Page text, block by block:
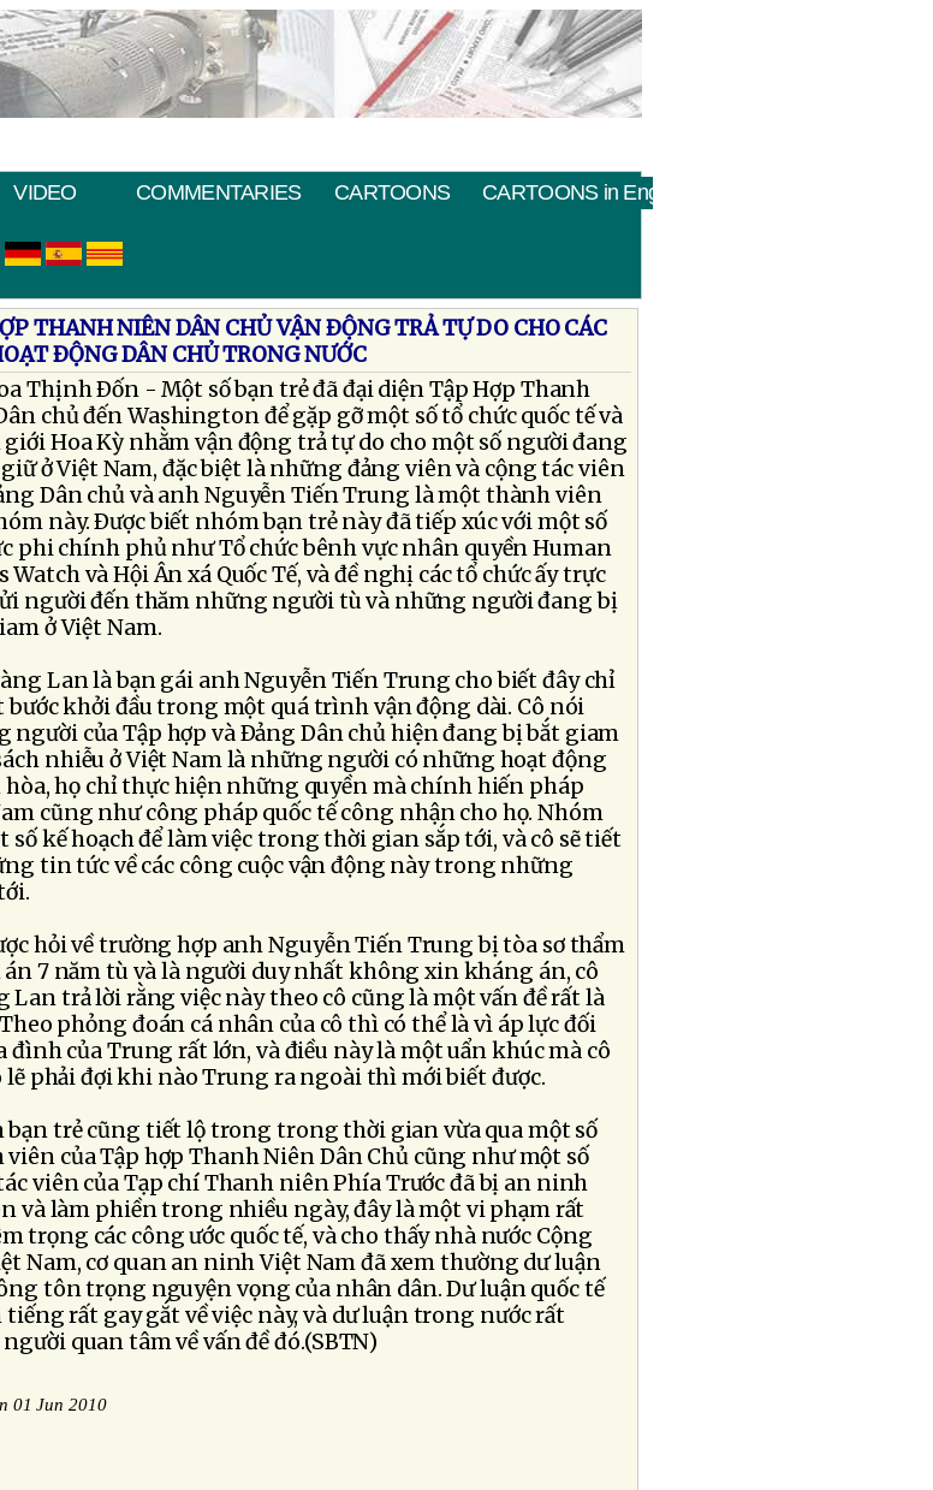
VIDEO COMMENTARIES CARTOONS CARTOONS in English
THANH NIÊN DÂN CHỦ VẬN ÐỘNG TRẢ TỰ DO CHO CÁC
ÐỘNG DÂN CHỦ TRONG NƯỚC
Thịnh Ðốn - Một số bạn trẻ đã đại diện Tập Hợp Thanh
chủ đến Washington để gặp gỡ một số tổ chức quốc tế và
Hoa Kỳ nhằm vận động trả tự do cho một số người đang
ở Việt Nam, đặc biệt là những đảng viên và cộng tác viên
Dân chủ và anh Nguyễn Tiến Trung là một thành viên
này. Ðược biết nhóm bạn trẻ này đã tiếp xúc với một số
phi chính phủ như Tổ chức bênh vực nhân quyền Human
Watch và Hội Ân xá Quốc Tế, và đề nghị các tổ chức ấy trực
người đến thăm những người tù và những người đang bị
ở Việt Nam.
Lan là bạn gái anh Nguyễn Tiến Trung cho biết đây chỉ
bước khởi đầu trong một quá trình vận động dài. Cô nói
người của Tập hợp và Ðảng Dân chủ hiện đang bị bắt giam
nhiễu ở Việt Nam là những người có những hoạt động
hòa, họ chỉ thực hiện những quyền mà chính hiến pháp
cũng như công pháp quốc tế công nhận cho họ. Nhóm
số kế hoạch để làm việc trong thời gian sắp tới, và cô sẽ tiết
tin tức về các công cuộc vận động này trong những
hỏi về trường hợp anh Nguyễn Tiến Trung bị tòa sơ thẩm
7 năm tù và là người duy nhất không xin kháng án, cô
Lan trả lời rằng việc này theo cô cũng là một vấn đề rất là
phỏng đoán cá nhân của cô thì có thể là vì áp lực đối
đình của Trung rất lớn, và điều này là một uẩn khúc mà cô
lẽ phải đợi khi nào Trung ra ngoài thì mới biết được.
bạn trẻ cũng tiết lộ trong trong thời gian vừa qua một số
của Tập hợp Thanh Niên Dân Chủ cũng như một số
viên của Tạp chí Thanh niên Phía Trước đã bị an ninh
và làm phiền trong nhiều ngày, đây là một vi phạm rất
trọng các công ước quốc tế, và cho thấy nhà nước Cộng
Nam, cơ quan an ninh Việt Nam đã xem thường dư luận
tôn trọng nguyện vọng của nhân dân. Dư luận quốc tế
tiếng rất gay gắt về việc này, và dư luận trong nước rất
quan tâm về vấn đề đó.(SBTN)
01 Jun 2010